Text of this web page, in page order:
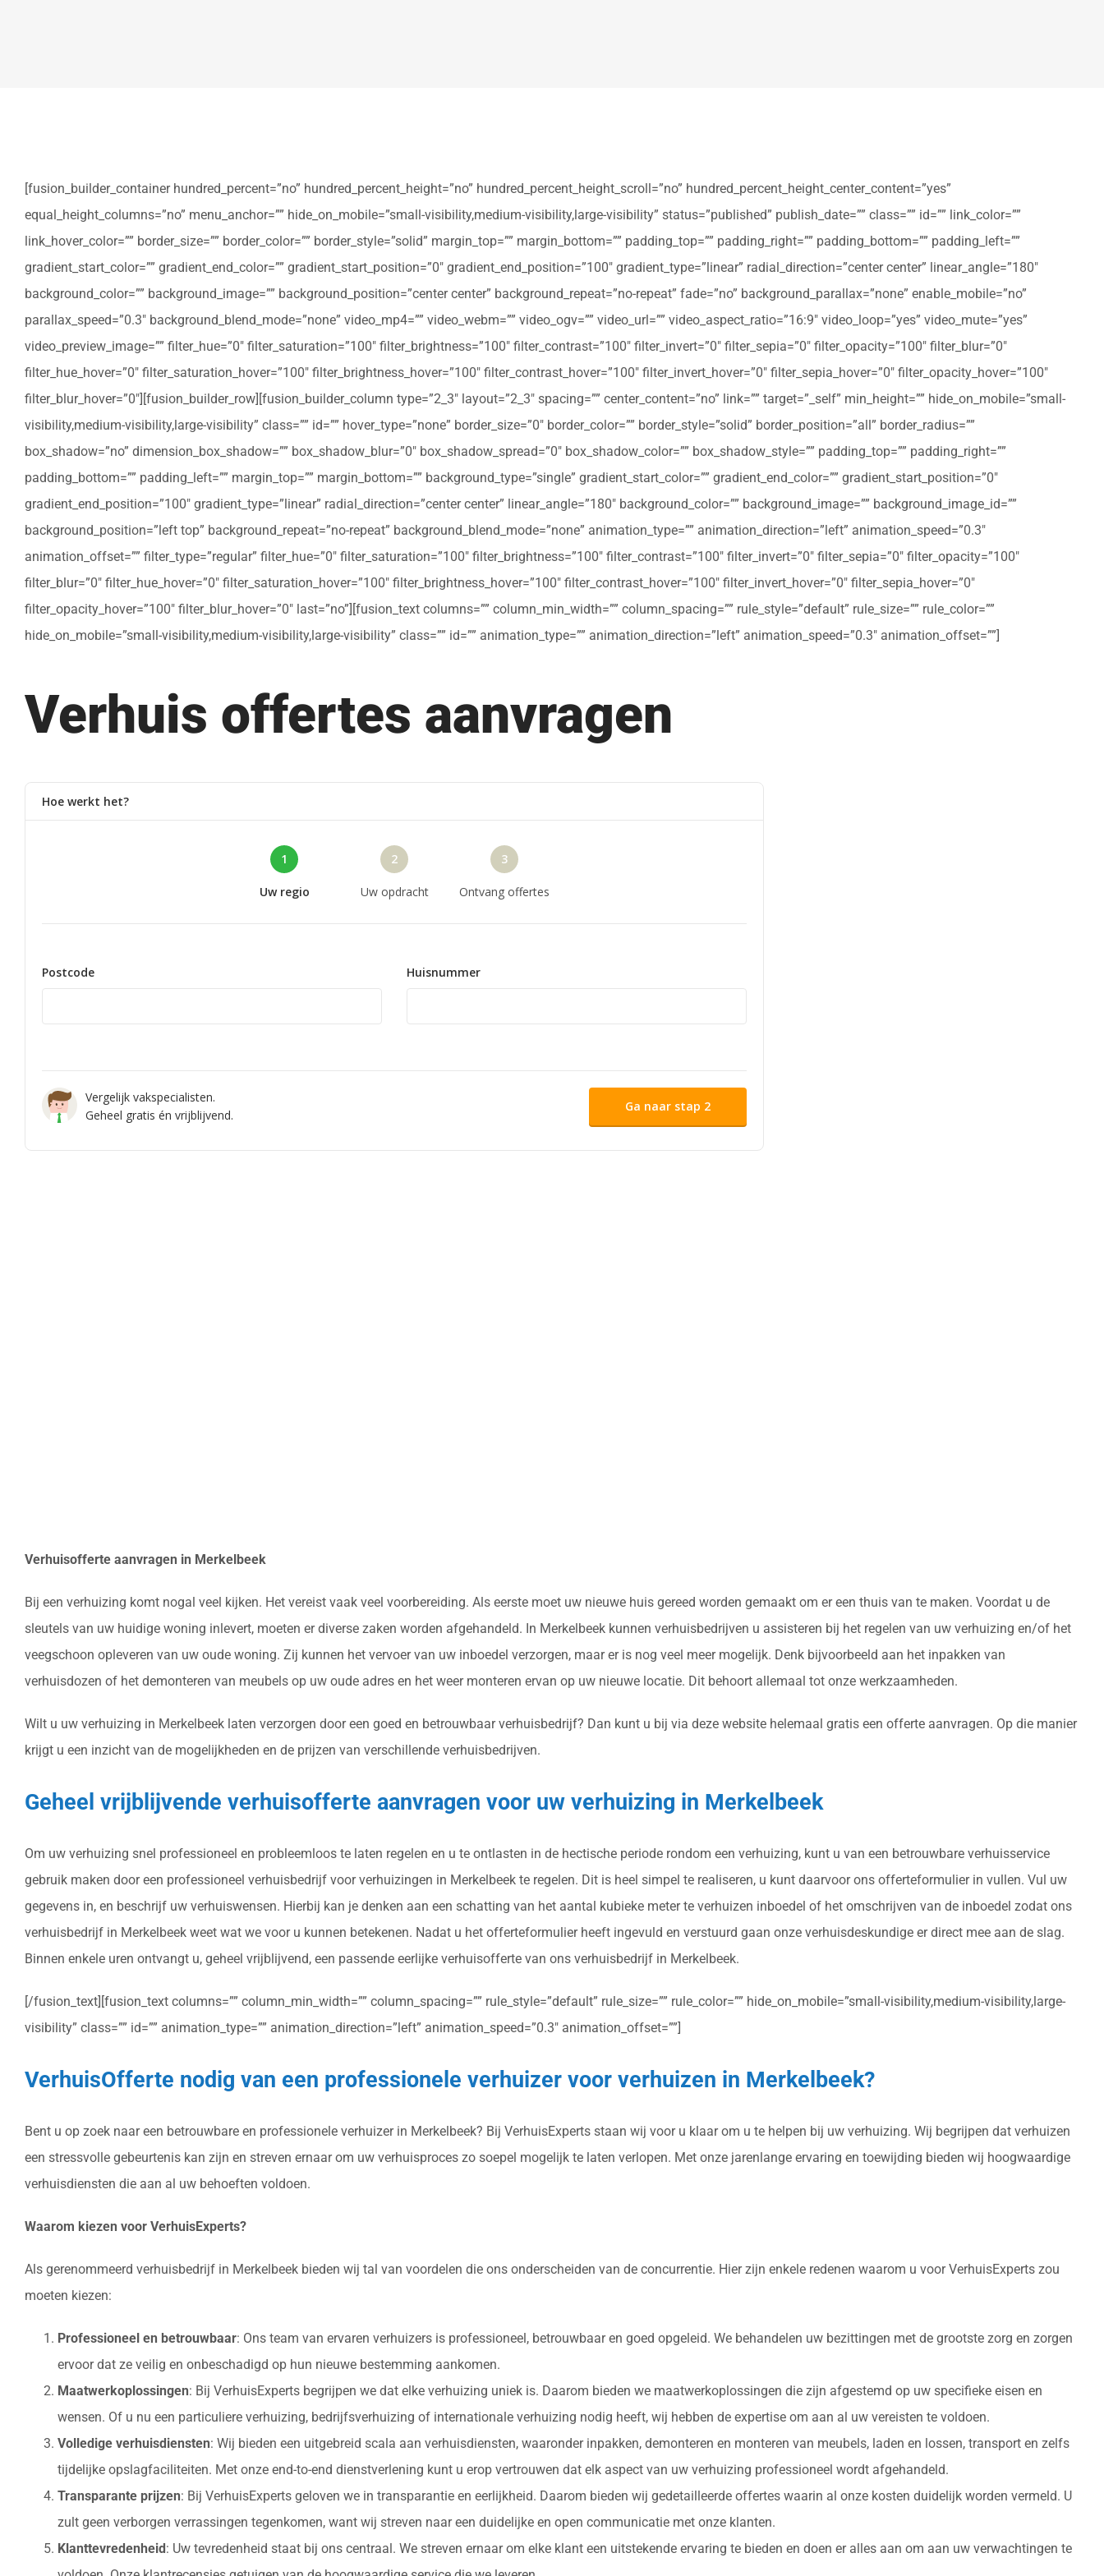
[fusion_builder_container hundred_percent=”no” hundred_percent_height=”no” hundred_percent_height_scroll=”no” hundred_percent_height_center_content=”yes”
equal_height_columns=”no” menu_anchor=”” hide_on_mobile=”small-visibility,medium-visibility,large-visibility” status=”published” publish_date=”” class=”” id=”” link_color=””
link_hover_color=”” border_size=”” border_color=”” border_style=”solid” margin_top=”” margin_bottom=”” padding_top=”” padding_right=”” padding_bottom=”” padding_left=””
gradient_start_color=”” gradient_end_color=”” gradient_start_position=”0″ gradient_end_position=”100″ gradient_type=”linear” radial_direction=”center center” linear_angle=”180″
background_color=”” background_image=”” background_position=”center center” background_repeat=”no-repeat” fade=”no” background_parallax=”none” enable_mobile=”no”
parallax_speed=”0.3″ background_blend_mode=”none” video_mp4=”” video_webm=”” video_ogv=”” video_url=”” video_aspect_ratio=”16:9″ video_loop=”yes” video_mute=”yes”
video_preview_image=”” filter_hue=”0″ filter_saturation=”100″ filter_brightness=”100″ filter_contrast=”100″ filter_invert=”0″ filter_sepia=”0″ filter_opacity=”100″ filter_blur=”0″
filter_hue_hover=”0″ filter_saturation_hover=”100″ filter_brightness_hover=”100″ filter_contrast_hover=”100″ filter_invert_hover=”0″ filter_sepia_hover=”0″ filter_opacity_hover=”100″
filter_blur_hover=”0″][fusion_builder_row][fusion_builder_column type=”2_3″ layout=”2_3″ spacing=”” center_content=”no” link=”” target=”_self” min_height=”” hide_on_mobile=”small-
visibility,medium-visibility,large-visibility” class=”” id=”” hover_type=”none” border_size=”0″ border_color=”” border_style=”solid” border_position=”all” border_radius=””
box_shadow=”no” dimension_box_shadow=”” box_shadow_blur=”0″ box_shadow_spread=”0″ box_shadow_color=”” box_shadow_style=”” padding_top=”” padding_right=””
padding_bottom=”” padding_left=”” margin_top=”” margin_bottom=”” background_type=”single” gradient_start_color=”” gradient_end_color=”” gradient_start_position=”0″
gradient_end_position=”100″ gradient_type=”linear” radial_direction=”center center” linear_angle=”180″ background_color=”” background_image=”” background_image_id=””
background_position=”left top” background_repeat=”no-repeat” background_blend_mode=”none” animation_type=”” animation_direction=”left” animation_speed=”0.3″
animation_offset=”” filter_type=”regular” filter_hue=”0″ filter_saturation=”100″ filter_brightness=”100″ filter_contrast=”100″ filter_invert=”0″ filter_sepia=”0″ filter_opacity=”100″
filter_blur=”0″ filter_hue_hover=”0″ filter_saturation_hover=”100″ filter_brightness_hover=”100″ filter_contrast_hover=”100″ filter_invert_hover=”0″ filter_sepia_hover=”0″
filter_opacity_hover=”100″ filter_blur_hover=”0″ last=”no”][fusion_text columns=”” column_min_width=”” column_spacing=”” rule_style=”default” rule_size=”” rule_color=””
hide_on_mobile=”small-visibility,medium-visibility,large-visibility” class=”” id=”” animation_type=”” animation_direction=”left” animation_speed=”0.3″ animation_offset=””]
Verhuis offertes aanvragen
Verhuisofferte aanvragen in Merkelbeek
Bij een verhuizing komt nogal veel kijken. Het vereist vaak veel voorbereiding. Als eerste moet uw nieuwe huis gereed worden gemaakt om er een thuis van te maken. Voordat u de
sleutels van uw huidige woning inlevert, moeten er diverse zaken worden afgehandeld. In Merkelbeek kunnen verhuisbedrijven u assisteren bij het regelen van uw verhuizing en/of het
veegschoon opleveren van uw oude woning. Zij kunnen het vervoer van uw inboedel verzorgen, maar er is nog veel meer mogelijk. Denk bijvoorbeeld aan het inpakken van
verhuisdozen of het demonteren van meubels op uw oude adres en het weer monteren ervan op uw nieuwe locatie. Dit behoort allemaal tot onze werkzaamheden.
Wilt u uw verhuizing in Merkelbeek laten verzorgen door een goed en betrouwbaar verhuisbedrijf? Dan kunt u bij via deze website helemaal gratis een offerte aanvragen. Op die manier
krijgt u een inzicht van de mogelijkheden en de prijzen van verschillende verhuisbedrijven.
Geheel vrijblijvende verhuisofferte aanvragen voor uw verhuizing in Merkelbeek
Om uw verhuizing snel professioneel en probleemloos te laten regelen en u te ontlasten in de hectische periode rondom een verhuizing, kunt u van een betrouwbare verhuisservice
gebruik maken door een professioneel verhuisbedrijf voor verhuizingen in Merkelbeek te regelen. Dit is heel simpel te realiseren, u kunt daarvoor ons offerteformulier in vullen. Vul uw
gegevens in, en beschrijf uw verhuiswensen. Hierbij kan je denken aan een schatting van het aantal kubieke meter te verhuizen inboedel of het omschrijven van de inboedel zodat ons
verhuisbedrijf in Merkelbeek weet wat we voor u kunnen betekenen. Nadat u het offerteformulier heeft ingevuld en verstuurd gaan onze verhuisdeskundige er direct mee aan de slag.
Binnen enkele uren ontvangt u, geheel vrijblijvend, een passende eerlijke verhuisofferte van ons verhuisbedrijf in Merkelbeek.
[/fusion_text][fusion_text columns=”” column_min_width=”” column_spacing=”” rule_style=”default” rule_size=”” rule_color=”” hide_on_mobile=”small-visibility,medium-visibility,large-
visibility” class=”” id=”” animation_type=”” animation_direction=”left” animation_speed=”0.3″ animation_offset=””]
VerhuisOfferte nodig van een professionele verhuizer voor verhuizen in Merkelbeek?
Bent u op zoek naar een betrouwbare en professionele verhuizer in Merkelbeek? Bij VerhuisExperts staan wij voor u klaar om u te helpen bij uw verhuizing. Wij begrijpen dat verhuizen
een stressvolle gebeurtenis kan zijn en streven ernaar om uw verhuisproces zo soepel mogelijk te laten verlopen. Met onze jarenlange ervaring en toewijding bieden wij hoogwaardige
verhuisdiensten die aan al uw behoeften voldoen.
Waarom kiezen voor VerhuisExperts?
Als gerenommeerd verhuisbedrijf in Merkelbeek bieden wij tal van voordelen die ons onderscheiden van de concurrentie. Hier zijn enkele redenen waarom u voor VerhuisExperts zou
moeten kiezen:
Professioneel en betrouwbaar: Ons team van ervaren verhuizers is professioneel, betrouwbaar en goed opgeleid. We behandelen uw bezittingen met de grootste zorg en zorgen
ervoor dat ze veilig en onbeschadigd op hun nieuwe bestemming aankomen.
Maatwerkoplossingen: Bij VerhuisExperts begrijpen we dat elke verhuizing uniek is. Daarom bieden we maatwerkoplossingen die zijn afgestemd op uw specifieke eisen en
wensen. Of u nu een particuliere verhuizing, bedrijfsverhuizing of internationale verhuizing nodig heeft, wij hebben de expertise om aan al uw vereisten te voldoen.
Volledige verhuisdiensten: Wij bieden een uitgebreid scala aan verhuisdiensten, waaronder inpakken, demonteren en monteren van meubels, laden en lossen, transport en zelfs
tijdelijke opslagfaciliteiten. Met onze end-to-end dienstverlening kunt u erop vertrouwen dat elk aspect van uw verhuizing professioneel wordt afgehandeld.
Transparante prijzen: Bij VerhuisExperts geloven we in transparantie en eerlijkheid. Daarom bieden wij gedetailleerde offertes waarin al onze kosten duidelijk worden vermeld. U
zult geen verborgen verrassingen tegenkomen, want wij streven naar een duidelijke en open communicatie met onze klanten.
Klanttevredenheid: Uw tevredenheid staat bij ons centraal. We streven ernaar om elke klant een uitstekende ervaring te bieden en doen er alles aan om aan uw verwachtingen te